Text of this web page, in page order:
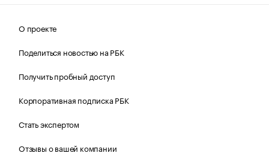
О проекте
Поделиться новостью на РБК
Получить пробный доступ
Корпоративная подписка РБК
Стать экспертом
Отзывы о вашей компании